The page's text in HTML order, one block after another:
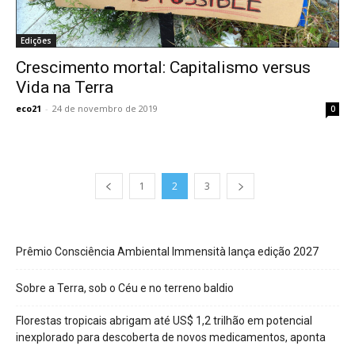
Edições
Crescimento mortal: Capitalismo versus
Vida na Terra
eco21 - 24 de novembro de 2019 0
1 2 3
Prêmio Consciência Ambiental Immensità lança edição 2027
Sobre a Terra, sob o Céu e no terreno baldio
Florestas tropicais abrigam até US$ 1,2 trilhão em potencial
inexplorado para descoberta de novos medicamentos, aponta